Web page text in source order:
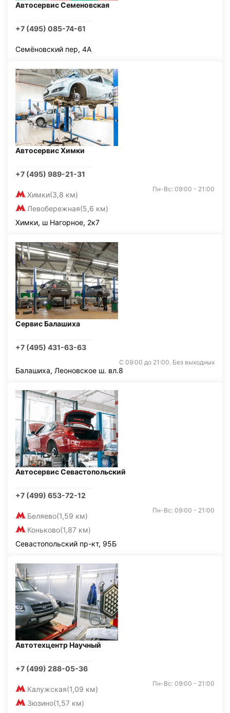
Автосервис Семеновская
+7 (495) 085-74-61
Семёновский пер, 4А
Автосервис Химки
+7 (495) 989-21-31
Химки(3,8 км)
Левобережная(5,6 км)
Пн-Вс: 09:00 - 21:00
Химки, ш Нагорное, 2к7
Сервис Балашиха
+7 (495) 431-63-63
С 09:00 до 21:00. Без выходных
Балашиха, Леоновское ш. вл.8
Автосервис Севастопольский
+7 (499) 653-72-12
Беляево(1,59 км)
Коньково(1,87 км)
Пн-Вс: 09:00 - 21:00
Севастопольский пр-кт, 95Б
Автотехцентр Научный
+7 (499) 288-05-36
Калужская(1,09 км)
Зюзино(1,57 км)
Пн-Вс: 09:00 - 21:00